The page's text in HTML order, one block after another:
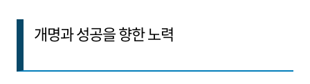
개명과 성공을 향한 노력